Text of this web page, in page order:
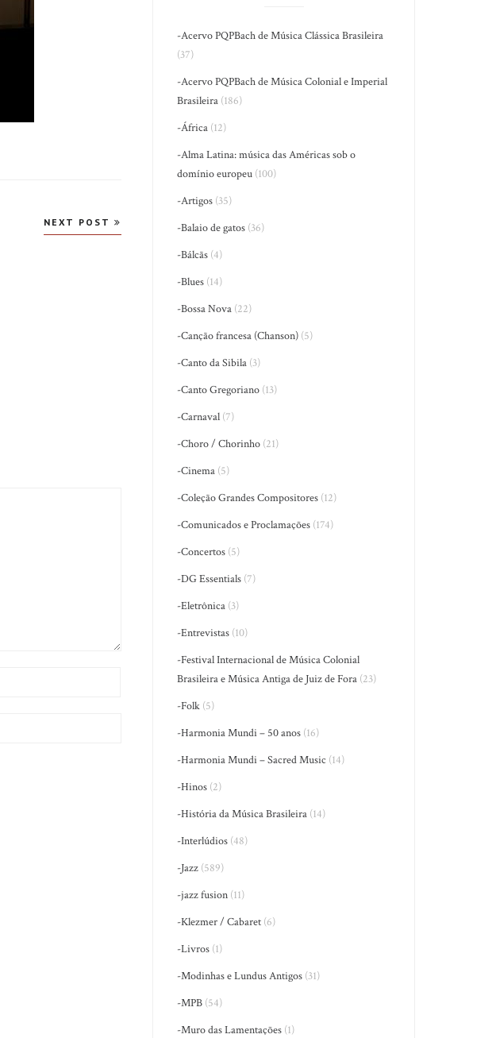
NEXT POST
-Acervo PQPBach de Música Clássica Brasileira
(37)
-Acervo PQPBach de Música Colonial e Imperial
Brasileira (186)
-África (12)
-Alma Latina: música das Américas sob o
domínio europeu (100)
-Artigos (35)
-Balaio de gatos (36)
-Bálcãs (4)
-Blues (14)
-Bossa Nova (22)
-Canção francesa (Chanson) (5)
-Canto da Sibila (3)
-Canto Gregoriano (13)
-Carnaval (7)
-Choro / Chorinho (21)
-Cinema (5)
-Coleção Grandes Compositores (12)
-Comunicados e Proclamações (174)
-Concertos (5)
-DG Essentials (7)
-Eletrônica (3)
-Entrevistas (10)
-Festival Internacional de Música Colonial
Brasileira e Música Antiga de Juiz de Fora (23)
-Folk (5)
-Harmonia Mundi – 50 anos (16)
-Harmonia Mundi – Sacred Music (14)
-Hinos (2)
-História da Música Brasileira (14)
-Interlúdios (48)
-Jazz (589)
-jazz fusion (11)
-Klezmer / Cabaret (6)
-Livros (1)
-Modinhas e Lundus Antigos (31)
-MPB (54)
-Muro das Lamentações (1)